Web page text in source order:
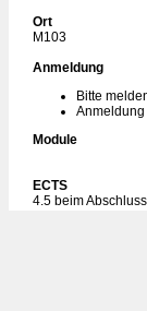
Ort
M103
Anmeldung
Bitte
Module
ECTS
4.5 beim